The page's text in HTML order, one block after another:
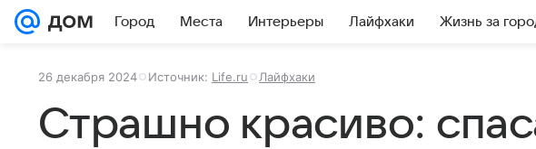
Город Места Интерьеры Лайфхаки Жизнь за
26 декабря 2024 Источник: Life.ru Лайфхаки
Страшно красиво: